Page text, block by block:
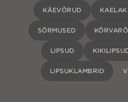
KÄEVÕRUD
SÕRMUSED
LIPSUD
LIPSUKLAMBRID